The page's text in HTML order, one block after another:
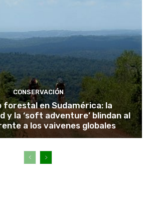
CONSERVACIÓN
forestal en Sudamérica: la
y la ‘soft adventure’ blindan al
a los vaivenes globales